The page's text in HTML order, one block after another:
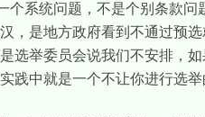
个系统问题，不是个别条款问
，是地方政府看到不通过预
选举委员会说我们不安排，
践中就是一个不让你进行选